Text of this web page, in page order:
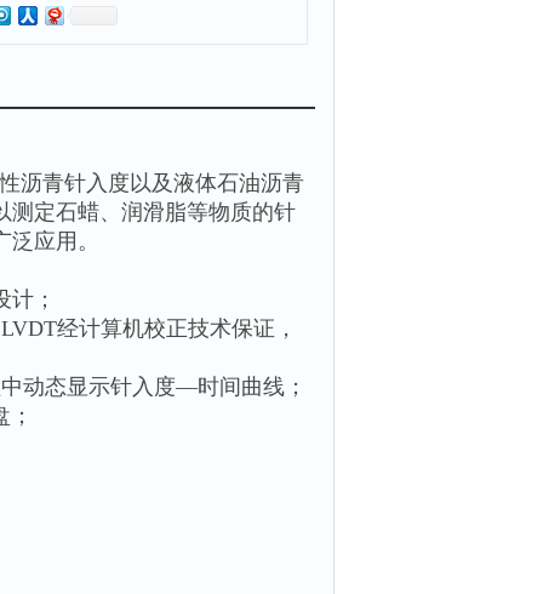
沥青针入度以及液体石油沥青
测定石蜡、润滑脂等物质的针
应用。
；
经计算机校正技术保证，
动态显示针入度—时间曲线；